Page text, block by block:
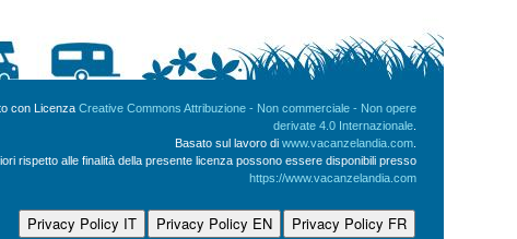
con Licenza Creative Commons Attribuzione - Non commerciale - Non opere
derivate 4.0 Internazionale.
Basato sul lavoro di www.vacanzelandia.com.
rispetto alle finalità della presente licenza possono essere disponibili presso
https://www.vacanzelandia.com
Privacy Policy IT Privacy Policy EN Privacy Policy FR